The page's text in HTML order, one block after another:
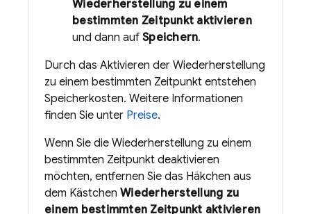
Wiederherstellung zu einem
bestimmten Zeitpunkt aktivieren
und dann auf Speichern.
Durch das Aktivieren der Wiederherstellung
zu einem bestimmten Zeitpunkt entstehen
Speicherkosten. Weitere Informationen
finden Sie unter Preise.
Wenn Sie die Wiederherstellung zu einem
bestimmten Zeitpunkt deaktivieren
möchten, entfernen Sie das Häkchen aus
dem Kästchen Wiederherstellung zu
einem bestimmten Zeitpunkt aktivieren